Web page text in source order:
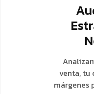
venta, tu
márgenes